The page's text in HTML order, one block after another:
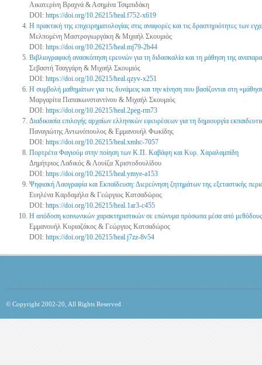
Αικατερίνη Βραχνά & Ασημίνα Τσιμπιδάκη
DOI: https://doi.org/10.26215/heal.f752-x619
Η πρακτική της επιχειρηματολογίας στις αναφορές και τις δραστηριότητες των
Μελπομένη Μαστρογιωργάκη & Μιχαήλ Σκουμιός
DOI: https://doi.org/10.26215/heal.mj79-2b44
Βιβλιογραφική ανασκόπηση ερευνών για τη διδασκαλία και τη μάθηση της
Σεβαστή Τσαγγάρη & Μιχαήλ Σκουμιός
DOI: https://doi.org/10.26215/heal.qzyv-x251
Η συμβολή μαθημάτων για τις δυνάμεις και την κίνηση που βασίζονται στη
Μαργαρίτα Παπακωνσταντίνου & Μιχαήλ Σκουμιός
DOI: https://doi.org/10.26215/heal.2peg-rm73
Διαδικασία επιλογής αρχαίων ελληνικών εφευρέσεων για τη δημιουργία
Παναγιώτης Αντωνόπουλος & Εμμανουήλ Φωκίδης
DOI: https://doi.org/10.26215/heal.xmhc-7057
Πορτρέτα Φαγιούμ στην ποίηση των Κ.Π. Καβάφη και Κυρ. Χαραλαμπίδη
Δημήτριος Λαδικός & Λουίζα Χριστοδουλίδου
DOI: https://doi.org/10.26215/heal.ymye-a153
Ψηφιακή Λαογραφία και Εκπαίδευση: Διερεύνηση ζητημάτων της εξεταστικής
Ευηλένα Καρδαμήλα & Γεώργιος Κατσαδώρος
DOI: https://doi.org/10.26215/heal.1ar3-c455
Η απόδοση κοινωνικών χαρακτηριστικών σε επώνυμα πρόσωπα μέσα από
Εμμανουήλ Κυριαζάκος & Γεώργιος Κατσαδώρος
DOI: https://doi.org/10.26215/heal.j7zz-8v54
© Copyright 2002-20, All Rights Reserved